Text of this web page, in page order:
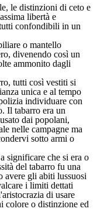
le distinzioni di ceto e
libertà e
confondibili in un
o mantello
divenendo così un
ammonito dagli
tutti così vestiti si
unica e al tempo
individuare con
Il tabarro era un
dai popolani,
nelle campagne ma
sotto armi o
significare che si era o
del tabarro fu una
avere gli abiti lussuosi
i limiti dettati
di usare
colore o distinzione ed